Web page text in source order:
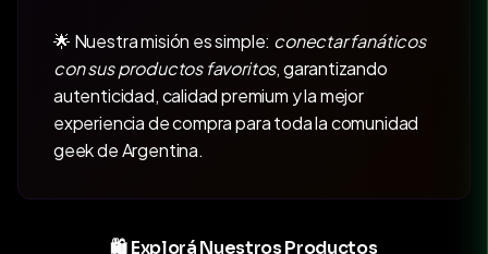
🌟 Nuestra misión es simple: conectar fanáticos
con sus productos favoritos, garantizando
autenticidad, calidad premium y la mejor
experiencia de compra para toda la comunidad
geek de Argentina.
🛍️ Explorá Nuestros Productos